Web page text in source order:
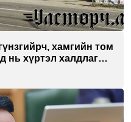
хамгийн том
нь хүртэл халдлагын